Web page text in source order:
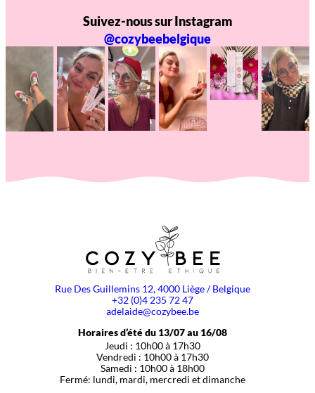
Suivez-nous sur Instagram
@cozybeebelgique
Rue Des Guillemins 12, 4000 Liège / Belgique
+32 (0)4 235 72 47
adelaide@cozybee.be
Horaires d’été du 13/07 au 16/08
Jeudi : 10h00 à 17h30
Vendredi : 10h00 à 17h30
Samedi : 10h00 à 18h00
Fermé: lundi, mardi, mercredi et dimanche